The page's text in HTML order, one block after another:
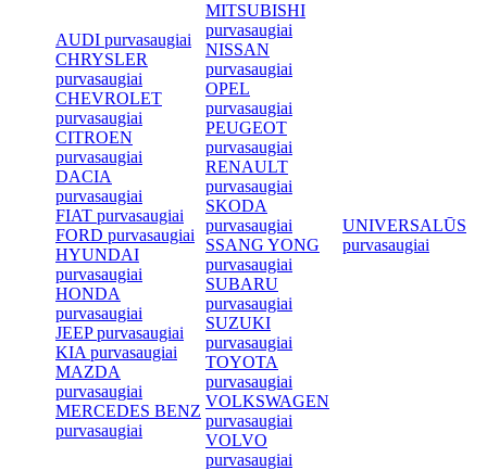
AUDI purvasaugiai
CHRYSLER
purvasaugiai
CHEVROLET
purvasaugiai
CITROEN
purvasaugiai
DACIA
purvasaugiai
FIAT purvasaugiai
FORD purvasaugiai
HYUNDAI
purvasaugiai
HONDA
purvasaugiai
JEEP purvasaugiai
KIA purvasaugiai
MAZDA
purvasaugiai
MERCEDES BENZ
purvasaugiai
MITSUBISHI
purvasaugiai
NISSAN
purvasaugiai
OPEL
purvasaugiai
PEUGEOT
purvasaugiai
RENAULT
purvasaugiai
SKODA
purvasaugiai
SSANG YONG
purvasaugiai
SUBARU
purvasaugiai
SUZUKI
purvasaugiai
TOYOTA
purvasaugiai
VOLKSWAGEN
purvasaugiai
VOLVO
purvasaugiai
UNIVERSALŪS
purvasaugiai